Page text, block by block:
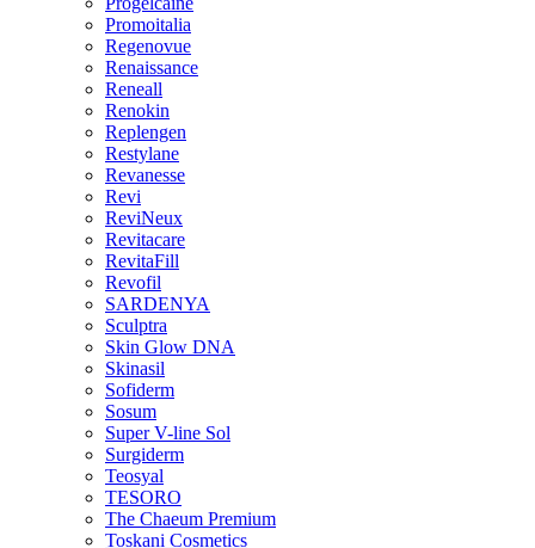
Promoitalia
Regenovue
Renaissance
Reneall
Renokin
Replengen
Restylane
Revanesse
Revi
ReviNeux
Revitacare
RevitaFill
Revofil
SARDENYA
Sculptra
Skin Glow DNA
Skinasil
Sofiderm
Sosum
Super V-line Sol
Surgiderm
Teosyal
TESORO
The Chaeum Premium
Toskani Cosmetics